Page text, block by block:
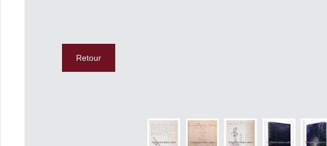
Retour